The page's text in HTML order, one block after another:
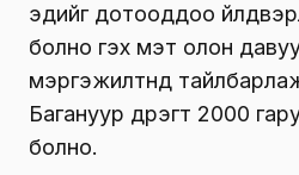
эдийг дотооддоо
болно гэх мэт олон
мэргэжилтнүүд
Багануур дүүрэгт 2000
болно.